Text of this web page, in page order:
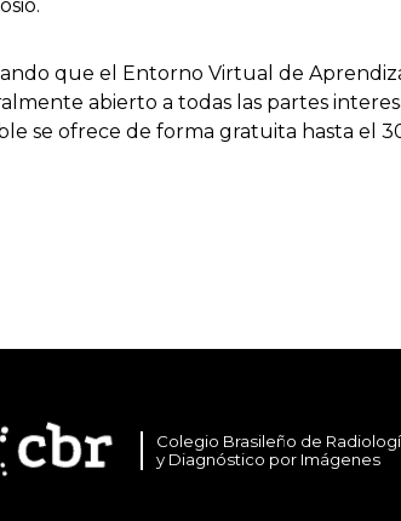
que el Entorno Virtual de
abierto a todas las partes
se ofrece de forma gratuita hasta el
Colegio Brasileño de
y Diagnóstico por Imágenes